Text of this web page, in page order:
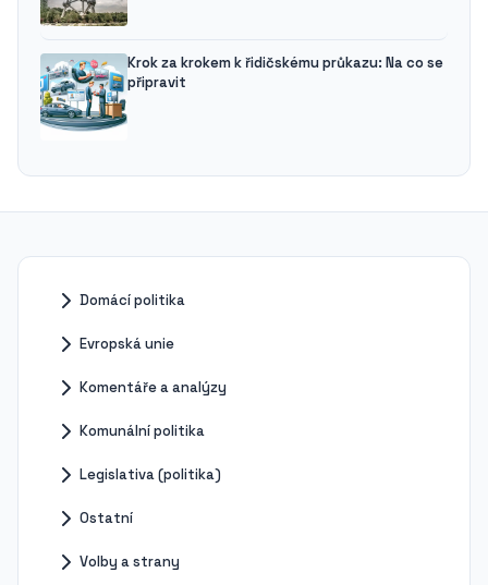
Krok za krokem k řidičskému průkazu: Na co se
připravit
Domácí politika
Evropská unie
Komentáře a analýzy
Komunální politika
Legislativa (politika)
Ostatní
Volby a strany